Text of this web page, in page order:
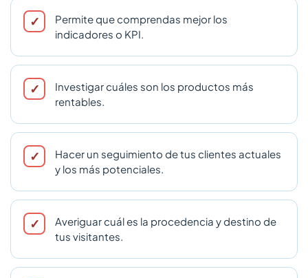
Permite que comprendas mejor los
indicadores o KPI.
Investigar cuáles son los productos más
rentables.
Hacer un seguimiento de tus clientes actuales
y los más potenciales.
Averiguar cuál es la procedencia y destino de
tus visitantes.